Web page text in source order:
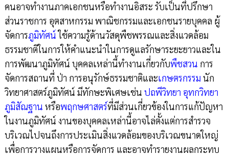
คนอาจทำงานภาคเอกชนหรือทำงานอิสระ รับเป็นที่ปรึกษา
ส่วนราชการ อุตสาหกรรม พาณิชกรรมและเอกชนรายบุคคล ผู้
จัดการภูมิทัศน์ใช้ความรู้ด้านวัสดุพืชพรรณและสิ่งแวดล้อม
ธรรมชาติในการให้คำแนะนำในการดูแลรักษาระยะยาวและใน
การพัฒนาภูมิทัศน์ บุคคลเหล่านี้ทำงานเกี่ยวกับพืชสวน การ
จัดการสถานที่ ป่า การอนุรักษ์ธรรมชาติและเกษตรกรรม นัก
วิทยาศาสตร์ภูมิทัศน์ มีทักษะพิเศษเช่น ปถพีวิทยา อุทกวิทยา
ภูมิสัณฐาน หรือพฤกษศาสตร์ที่มีส่วนเกี่ยวข้องในการแก้ปัญหา
ในงานภูมิทัศน์ งานของบุคคลเหล่านี้อาจไล่ตั้งแต่การสำรวจ
บริเวณไปจนถึงการประเมินสิ่งแวดล้อมของบริเวณขนาดใหญ่
เพื่อการวางแผนหรือการจัดการ และอาจทำรายงานผลกระทบ